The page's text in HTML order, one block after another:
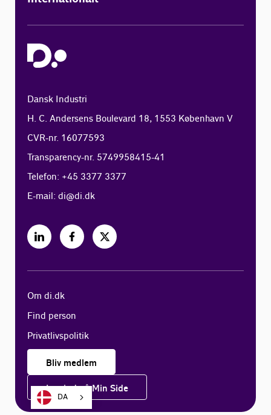
Dansk Industri
H. C. Andersens Boulevard 18, 1553 København V
CVR-nr. 16077593
Transparency-nr. 5749958415-41
Telefon: +45 3377 3377
E-mail:di@di.dk
Om di.dk
Find person
Privatlivspolitik
Bliv medlem
Log ind på Min Side
DA